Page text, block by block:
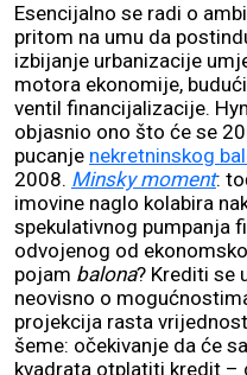
Esencijalno se radi o
pritom na umu da
izbijanje urbanizacije
motora ekonomije,
ventil financijalizacije.
objasnio ono što će se
pucanje nekretninskog
2008. Minsky moment:
imovine naglo kolabira
spekulativnog pumpanja
odvojenog od
pojam balona? Krediti se
neovisno o
projekcija rasta
šeme: očekivanje da će
kvadrata otplatiti kredit –